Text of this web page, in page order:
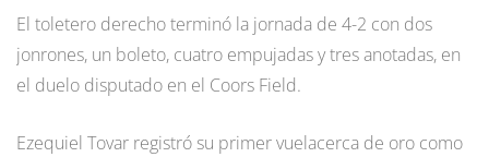
El toletero derecho terminó la jornada de 4-2 con dos
jonrones, un boleto, cuatro empujadas y tres anotadas, en
el duelo disputado en el Coors Field.
Ezequiel Tovar registró su primer vuelacerca de oro como